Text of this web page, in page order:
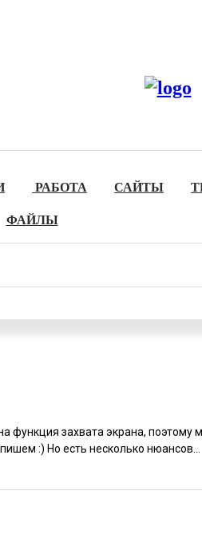
РАБОТА САЙТЫ
ФАЙЛЫ
функция захвата экрана, поэтому
:) Но есть несколько нюансов...